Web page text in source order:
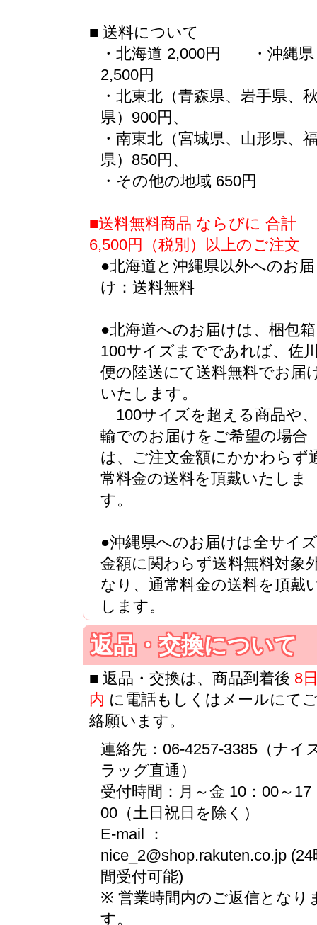
■ 送料について
・北海道 2,000円 ・沖縄県
2,500円
・北東北（青森県、岩手県、
県）900円、
・南東北（宮城県、山形県、
県）850円、
・その他の地域 650円
■送料無料商品 ならびに 合計
6,500円（税別）以上のご注文
●北海道と沖縄県以外へのお届
け：送料無料
●北海道へのお届けは、梱包箱
100サイズまでであれば、佐
便の陸送にて送料無料でお届
いたします。
100サイズを超える商品や
輸でのお届けをご希望の場合
は、ご注文金額にかかわらず
常料金の送料を頂戴いたしま
す。
●沖縄県へのお届けは全サイ
金額に関わらず送料無料対象
なり、通常料金の送料を頂戴
します。
返品・交換について
■ 返品・交換は、商品到着後 8
内 に電話もしくはメールにて
絡願います。
連絡先：06-4257-3385（ナイ
ラッグ直通）
受付時間：月～金 10：00～17
00（土日祝日を除く）
E-mail ：
nice_2@shop.rakuten.co.jp (24
間受付可能)
※ 営業時間内のご返信となり
す。